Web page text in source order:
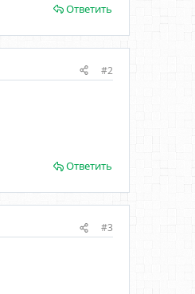
Ответить
#2
Ответить
#3